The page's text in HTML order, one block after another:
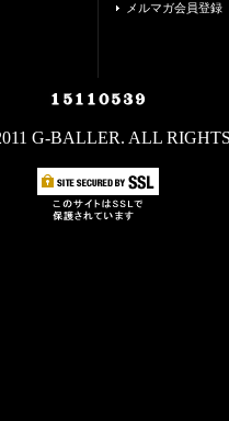
メルマガ会員登録
G-BALLER. ALL